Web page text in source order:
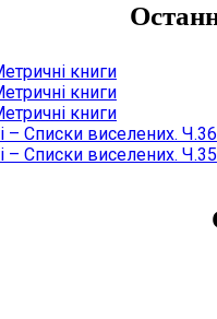
книги
книги
книги
– Списки виселених. Ч.36
– Списки виселених. Ч.35